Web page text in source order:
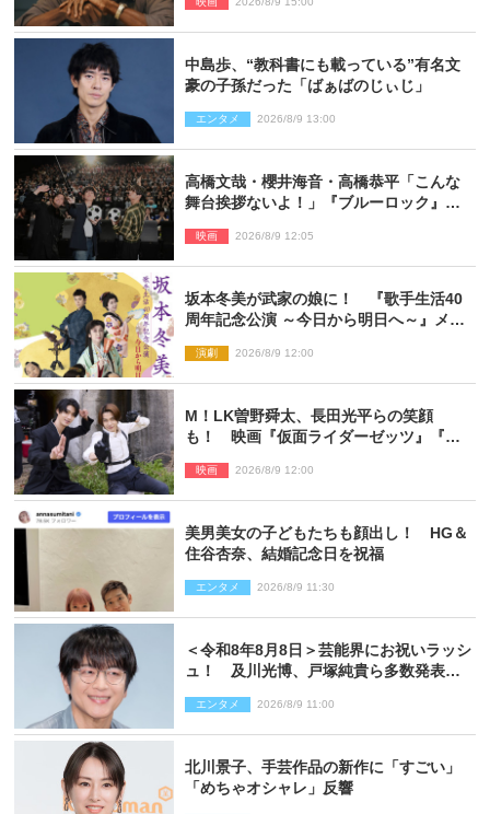
中島歩、“教科書にも載っている”有名文
豪の子孫だった「ばぁばのじぃじ」
エンタメ 2026/8/9 13:00
高橋文哉・櫻井海音・高橋恭平「こんな
舞台挨拶ないよ！」『ブルーロック』自
映画 2026/8/9 12:05
坂本冬美が武家の娘に！ 『歌手生活40
周年記念公演 ～今日から明日へ～』メイ
演劇 2026/8/9 12:00
M！LK曽野舜太、長田光平らの笑顔
も！ 映画『仮面ライダーゼッツ』『超
ショット到着
映画 2026/8/9 12:00
美男美女の子どもたちも顔出し！ HG＆
住谷杏奈、結婚記念日を祝福
エンタメ 2026/8/9 11:30
＜令和8年8月8日＞芸能界にお祝いラッシ
ュ！ 及川光博、戸塚純貴ら多数発表結
エンタメ 2026/8/9 11:00
北川景子、手芸作品の新作に「すごい」
「めちゃオシャレ」反響